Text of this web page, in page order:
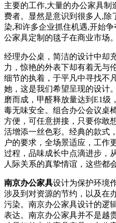
主要的工作,大量的办公家具制
费者。显然是意识到很多人,
染,和许多企业抓住机遇,开始
公家具定制的毯子在商业市场。
经理办公桌，简洁的设计中却
力，惊艳的外表下却有着无与
细节的执着，于平凡中寻找不
她，这是我们希望呈现的设计
磨而成，甲醛释放量达到E1级
毒无味安全。组合办公会议桌
方便，可任意拼接，只要你敢
活增添一丝色彩。经典的款式
户的要求，全场景适应，工作
过程，品味成长中点滴进步，
人际关系的真挚情谊，这些都
南京办公家具设计为保护环境
涉及到对资源的节约，以及在
污染。南京办公家具设计的逻
表达。南京办公家具并不是越